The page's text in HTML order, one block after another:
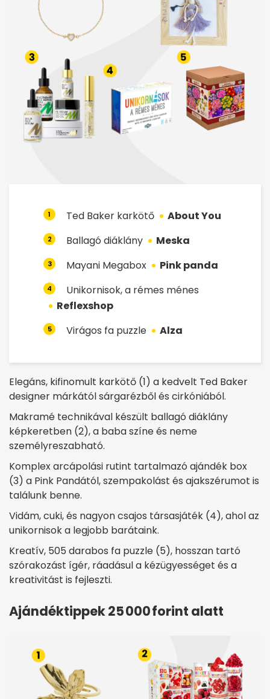
1 Ted Baker karkötő About You
2 Ballagó diáklány Meska
3 Mayani Megabox Pink panda
4
Unikornisok, a rémes ménes
Reflexshop
5 Virágos fa puzzle Alza
Elegáns, kifinomult karkötő (1) a kedvelt Ted Baker
designer márkától sárgarézből és cirkóniából.
Makramé technikával készült ballagó diáklány
képkeretben (2), a baba színe és neme
személyreszabható.
Komplex arcápolási rutint tartalmazó ajándék box
(3) a Pink Pandától, szempakolást és ajakszérumot is
találunk benne.
Vidám, cuki, és nagyon csajos társasjáték (4), ahol az
unikornisok a legjobb barátaink.
Kreatív, 505 darabos fa puzzle (5), hosszan tartó
szórakozást ígér, ráadásul a kézügyességet és a
kreativitást is fejleszti.
Ajándéktippek 25 000 forint alatt